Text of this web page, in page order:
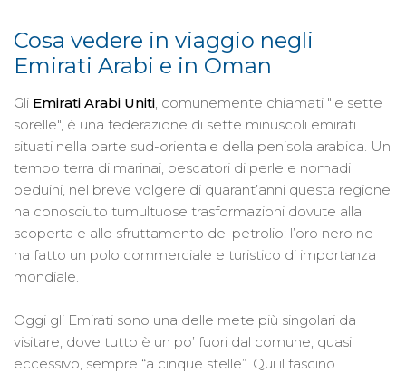
Cosa vedere in viaggio negli
Emirati Arabi e in Oman
Gli Emirati Arabi Uniti, comunemente chiamati "le sette
sorelle", è una federazione di sette minuscoli emirati
situati nella parte sud-orientale della penisola arabica. Un
tempo terra di marinai, pescatori di perle e nomadi
beduini, nel breve volgere di quarant’anni questa regione
ha conosciuto tumultuose trasformazioni dovute alla
scoperta e allo sfruttamento del petrolio: l’oro nero ne
ha fatto un polo commerciale e turistico di importanza
mondiale.
Oggi gli Emirati sono una delle mete più singolari da
visitare, dove tutto è un po’ fuori dal comune, quasi
eccessivo, sempre “a cinque stelle”. Qui il fascino